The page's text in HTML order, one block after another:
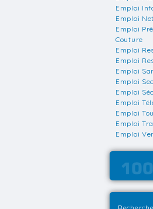
Emploi
Emploi
Emploi
Couture
Emploi
Emploi
Emploi
Emploi
Emploi
Emploi
Emploi
Emploi
Emploi